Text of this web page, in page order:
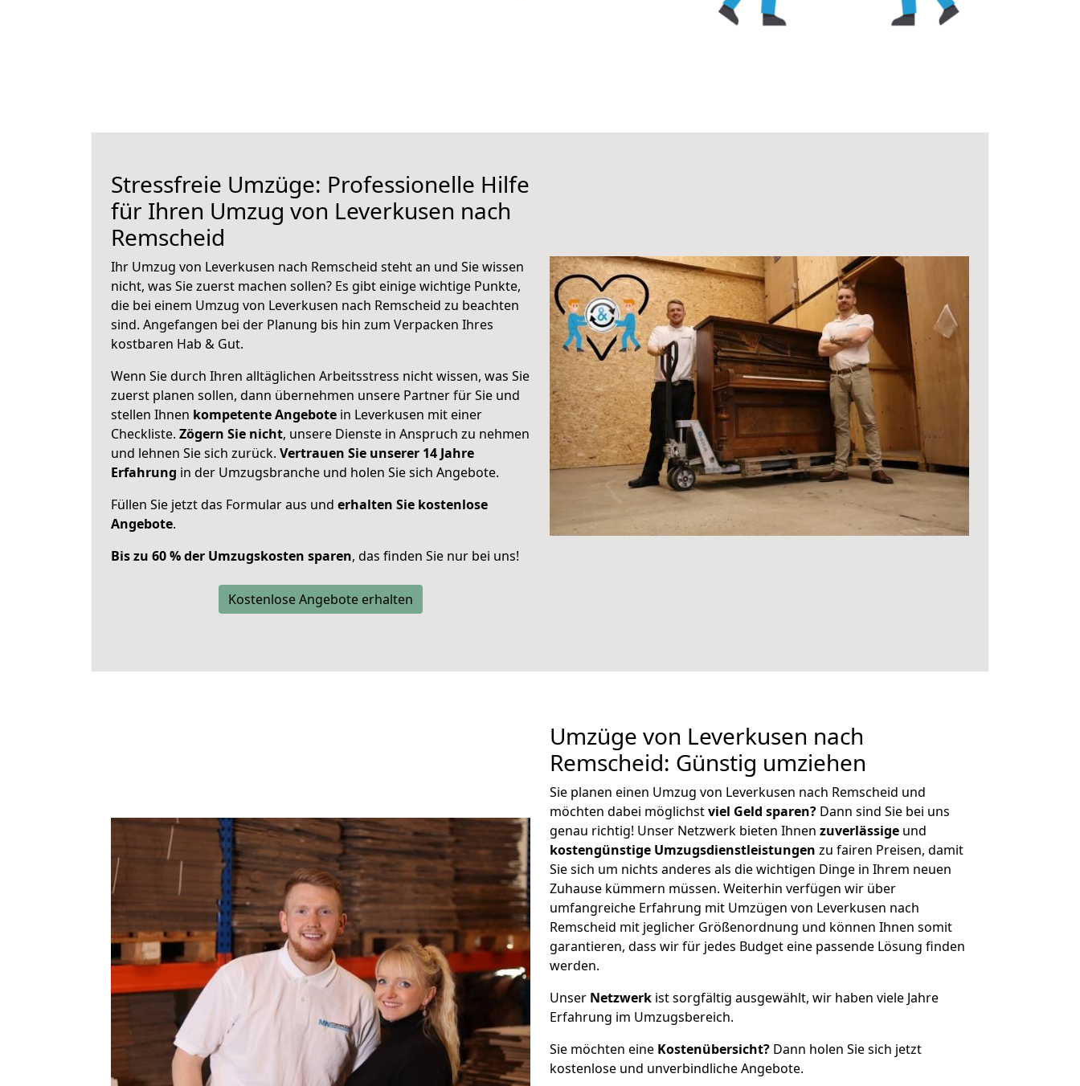
Stressfreie Umzüge: Professionelle Hilfe
für Ihren Umzug von Leverkusen nach
Remscheid
Ihr Umzug von Leverkusen nach Remscheid steht an und Sie wissen
nicht, was Sie zuerst machen sollen? Es gibt einige wichtige Punkte,
die bei einem Umzug von Leverkusen nach Remscheid zu beachten
sind. Angefangen bei der Planung bis hin zum Verpacken Ihres
kostbaren Hab & Gut.
Wenn Sie durch Ihren alltäglichen Arbeitsstress nicht wissen, was Sie
zuerst planen sollen, dann übernehmen unsere Partner für Sie und
stellen Ihnen kompetente Angebote in Leverkusen mit einer
Checkliste. Zögern Sie nicht, unsere Dienste in Anspruch zu nehmen
und lehnen Sie sich zurück. Vertrauen Sie unserer 14 Jahre
Erfahrung in der Umzugsbranche und holen Sie sich Angebote.
Füllen Sie jetzt das Formular aus und erhalten Sie kostenlose
Angebote.
Bis zu 60 % der Umzugskosten sparen, das finden Sie nur bei uns!
Kostenlose Angebote erhalten
Umzüge von Leverkusen nach
Remscheid: Günstig umziehen
Sie planen einen Umzug von Leverkusen nach Remscheid und
möchten dabei möglichstviel Geld sparen? Dann sind Sie bei uns
genau richtig! Unser Netzwerk bieten Ihnen zuverlässige und
kostengünstige Umzugsdienstleistungen zu fairen Preisen, damit
Sie sich um nichts anderes als die wichtigen Dinge in Ihrem neuen
Zuhause kümmern müssen. Weiterhin verfügen wir über
umfangreiche Erfahrung mit Umzügen von Leverkusen nach
Remscheid mit jeglicher Größenordnung und können Ihnen somit
garantieren, dass wir für jedes Budget eine passende Lösung finden
werden.
Unser Netzwerk ist sorgfältig ausgewählt, wir haben viele Jahre
Erfahrung im Umzugsbereich.
Sie möchten eine Kostenübersicht? Dann holen Sie sich jetzt
kostenlose und unverbindliche Angebote.